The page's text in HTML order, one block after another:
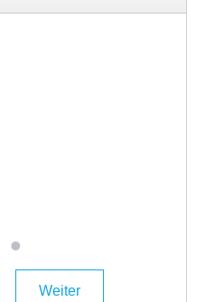
Weiter